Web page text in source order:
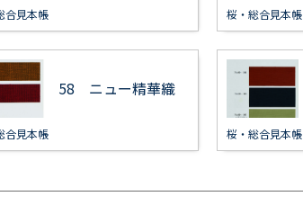
合見本帳 桜・総合見本帳
58 ニュー精華織
合見本帳 桜・総合見本帳